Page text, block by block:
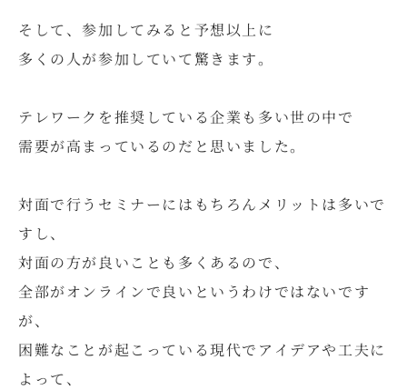
そして、参加してみると予想以上に
多くの人が参加していて驚きます。
テレワークを推奨している企業も多い世の中で
需要が高まっているのだと思いました。
対面で行うセミナーにはもちろんメリットは多いで
すし、
対面の方が良いことも多くあるので、
全部がオンラインで良いというわけではないです
が、
困難なことが起こっている現代でアイデアや工夫に
よって、